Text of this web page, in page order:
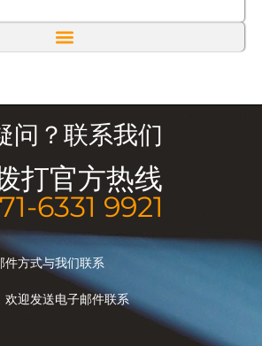
问？联系我们
打官方热线
6331 9921
件方式与我们联系
欢迎发送电子邮件联系